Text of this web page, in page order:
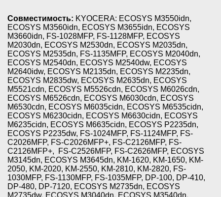
Совместимость: KYOCERA: ECOSYS M3550idn,
ECOSYS M3560idn, ECOSYS M3655idn, ECOSYS
M3660idn, FS-1028MFP, FS-1128MFP, ECOSYS
M2030dn, ECOSYS M2530dn, ECOSYS M2035dn,
ECOSYS M2535dn, FS-1135MFP, ECOSYS M2040dn,
ECOSYS M2540dn, ECOSYS M2540dw, ECOSYS
M2640idw, ECOSYS M2135dn, ECOSYS M2235dn,
ECOSYS M2835dw, ECOSYS M2635dn, ECOSYS
M5521cdn, ECOSYS M5526cdn, ECOSYS M6026cdn,
ECOSYS M6526cdn, ECOSYS M6030cdn, ECOSYS
M6530cdn, ECOSYS M6035cidn, ECOSYS M6535cidn,
ECOSYS M6230cidn, ECOSYS M6630cidn, ECOSYS
M6235cidn, ECOSYS M6635cidn, ECOSYS P2235dn,
ECOSYS P2235dw, FS-1024MFP, FS-1124MFP, FS-
C2026MFP, FS-C2026MFP+, FS-C2126MFP, FS-
C2126MFP+, FS-C2526MFP, FS-C2626MFP, ECOSYS
M3145dn, ECOSYS M3645dn, KM-1620, KM-1650, KM-
2050, KM-2020, KM-2550, KM-2810, KM-2820, FS-
1030MFP, FS-1130MFP, FS-1035MFP, DP-100, DP-410,
DP-480, DP-7120, ECOSYS M2735dn, ECOSYS
M2735dw, ECOSYS M3040dn, ECOSYS M3540dn,